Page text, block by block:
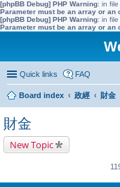
[phpBB Debug] PHP Warning: in file
Parameter must be an array or an
[phpBB Debug] PHP Warning: in file
Parameter must be an array or an
Quick links FAQ
Board index 政經 財金
財金
New Topic